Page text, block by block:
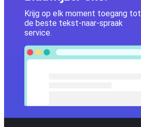
Krijg op elk moment toegang tot
de beste tekst-naar-spraak
service.